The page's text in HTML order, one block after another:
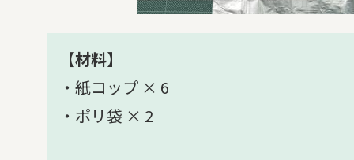
【材料】
・紙コップ × 6
・ポリ袋 × 2